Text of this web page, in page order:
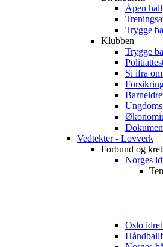
Åpen hall
Trygge
Klubben
Trygge
Si ifra
Vedtekter - Lovverk
Forbund og
Norges
Oslo